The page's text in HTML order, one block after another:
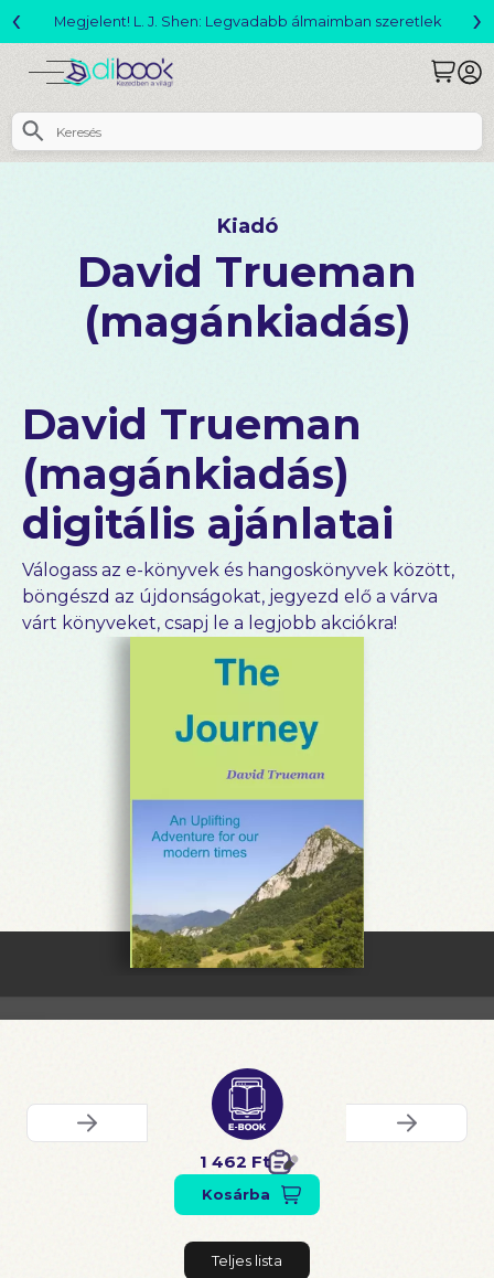
Változó világ akció!
‹ ›
Kiadó
David Trueman
(magánkiadás)
David Trueman
(magánkiadás)
digitális ajánlatai
Válogass az e-könyvek és hangoskönyvek között,
böngészd az újdonságokat, jegyezd elő a várva
várt könyveket, csapj le a legjobb akciókra!
1 462 Ft
Kosárba
Teljes lista